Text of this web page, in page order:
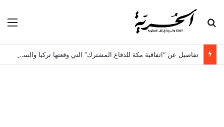
بحث عن
تفاصيل عن “اتفاقية مكة للدفاع المشترك” التي وقعتها تركيا والسعودية وباكستان